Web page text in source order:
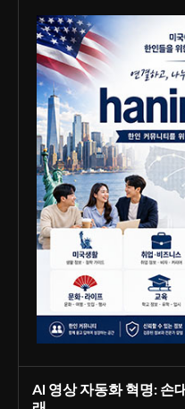
AI 영상 자동화 혁명: 손